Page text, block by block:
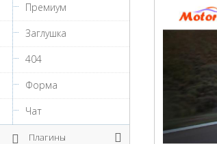
Премиум
Заглушка
404
Форма
Чат
Плагины